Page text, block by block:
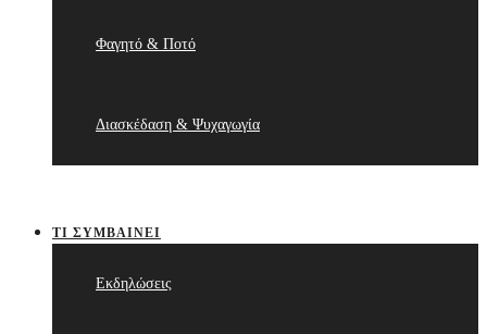
Φαγητό & Ποτό
Διασκέδαση & Ψυχαγωγία
ΤΙ ΣΥΜΒΑΊΝΕΙ
Εκδηλώσεις